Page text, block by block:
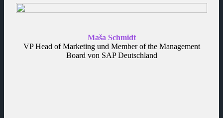
Maša Schmidt
VP Head of Marketing und Member of the Management
Board von SAP Deutschland